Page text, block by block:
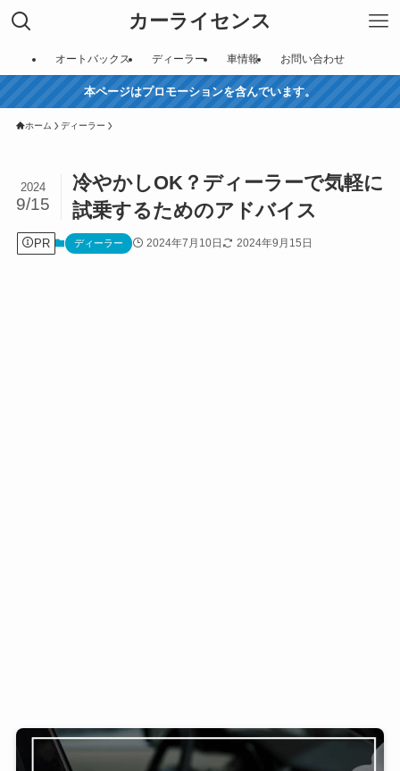
カーライセンス
オートバックス ディーラー 車情報 お問い合わせ
本ページはプロモーションを含んでいます。
ホーム ディーラー
冷やかしOK？ディーラーで気軽に
試乗するためのアドバイス
2024
9/15
PR ディーラー 2024年7月10日 2024年9月15日